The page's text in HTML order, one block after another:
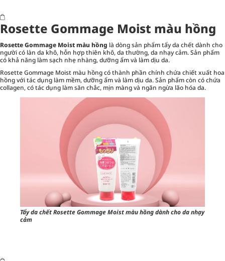
Rosette Gommage Moist màu hồng
Rosette Gommage Moist màu hồng là dòng sản phẩm tẩy da chết dành cho
người có làn da khô, hỗn hợp thiên khô, da thường, da nhạy cảm. Sản phẩm
có khả năng làm sạch nhẹ nhàng, dưỡng ẩm và làm dịu da.
Rosette Gommage Moist màu hồng có thành phần chính chứa chiết xuất hoa
hồng với tác dụng làm mềm, dưỡng ẩm và làm dịu da. Sản phẩm còn có chứa
collagen, có tác dụng làm săn chắc, mịn màng và ngăn ngừa lão hóa da.
Tẩy da chết Rosette Gommage Moist màu hồng dành cho da nhạy
cảm